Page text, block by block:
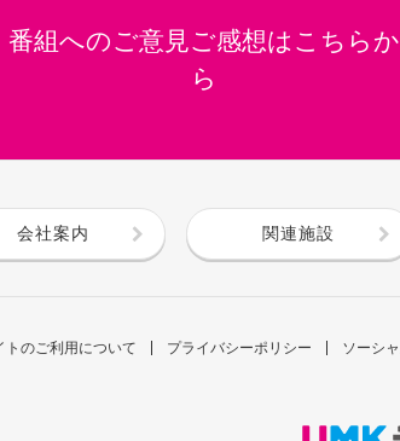
番組へのご意見ご感想はこちらか
ら
会社案内 関連施設
トのご利用について プライバシーポリシー ソーシ